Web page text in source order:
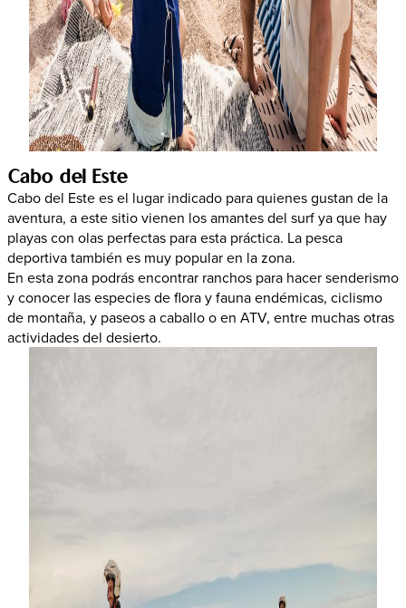
Cabo del Este
Cabo del Este es el lugar indicado para quienes gustan de la
aventura, a este sitio vienen los amantes del surf ya que hay
playas con olas perfectas para esta práctica. La pesca
deportiva también es muy popular en la zona.
En esta zona podrás encontrar ranchos para hacer senderismo
y conocer las especies de flora y fauna endémicas, ciclismo
de montaña, y paseos a caballo o en ATV, entre muchas otras
actividades del desierto.